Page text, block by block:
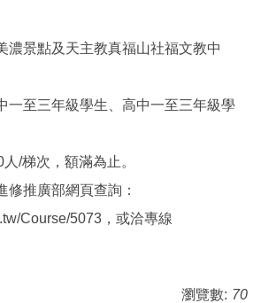
濃景點及天主教真福山社福文教中
一至三年級學生、高中一至三年級學
/梯次，額滿為止。
修推廣部網頁查詢：
Course/5073，或洽專線
瀏覽數: 70